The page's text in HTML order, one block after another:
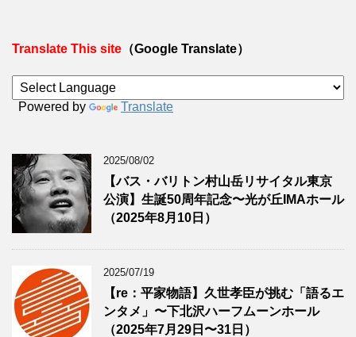
Translate This site （Google Translate）
Powered by Translate
2025/08/02
【バス・バリトン村山岳リサイタル東京
公演】生誕50周年記念〜光が丘IMAホール
（2025年8月10日）
2025/07/19
【re：平家物語】久世孝臣が挑む「語るエ
ンタメ」〜下北沢ハーフムーンホール
（2025年7月29日〜31日）